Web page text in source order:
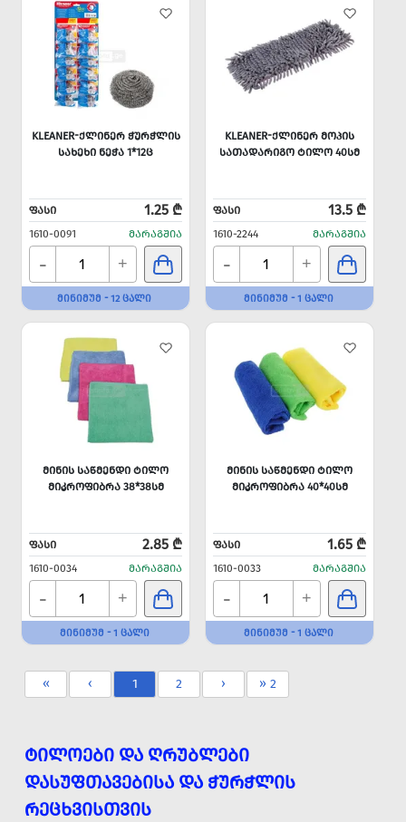
KLEANER-ᲥᲚᲘᲜᲔᲠ ᲭᲣᲠᲭᲚᲘᲡ
ᲡᲐᲮᲔᲮᲘ ᲜᲔᲭᲐ 1*12Ც
ᲤᲐᲡᲘ 1.25 ₾
1610-0091 ᲛᲐᲠᲐᲒᲨᲘᲐ
- +
ᲛᲘᲜᲘᲛᲣᲛ - 12 ᲪᲐᲚᲘ
KLEANER-ᲥᲚᲘᲜᲔᲠ ᲛᲝᲞᲘᲡ
ᲡᲐᲗᲐᲓᲐᲠᲘᲒᲝ ᲢᲘᲚᲝ 40ᲡᲛ
ᲤᲐᲡᲘ 13.5 ₾
1610-2244 ᲛᲐᲠᲐᲒᲨᲘᲐ
- +
ᲛᲘᲜᲘᲛᲣᲛ - 1 ᲪᲐᲚᲘ
ᲛᲘᲜᲘᲡ ᲡᲐᲬᲛᲔᲜᲓᲘ ᲢᲘᲚᲝ
ᲛᲘᲙᲠᲝᲤᲘᲑᲠᲐ 38*38ᲡᲛ
ᲤᲐᲡᲘ 2.85 ₾
1610-0034 ᲛᲐᲠᲐᲒᲨᲘᲐ
- +
ᲛᲘᲜᲘᲛᲣᲛ - 1 ᲪᲐᲚᲘ
ᲛᲘᲜᲘᲡ ᲡᲐᲬᲛᲔᲜᲓᲘ ᲢᲘᲚᲝ
ᲛᲘᲙᲠᲝᲤᲘᲑᲠᲐ 40*40ᲡᲛ
ᲤᲐᲡᲘ 1.65 ₾
1610-0033 ᲛᲐᲠᲐᲒᲨᲘᲐ
- +
ᲛᲘᲜᲘᲛᲣᲛ - 1 ᲪᲐᲚᲘ
« ‹ 1 2 › » 2
ᲢᲘᲚᲝᲔᲑᲘ ᲓᲐ ᲦᲠᲣᲑᲚᲔᲑᲘ
ᲓᲐᲡᲣᲤᲗᲐᲕᲔᲑᲘᲡᲐ ᲓᲐ ᲭᲣᲠᲭᲚᲘᲡ
ᲠᲔᲪᲮᲕᲘᲡᲗᲕᲘᲡ